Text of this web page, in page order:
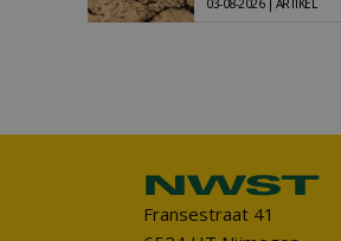
03-08-2026 | ARTIKEL
Fransestraat 41